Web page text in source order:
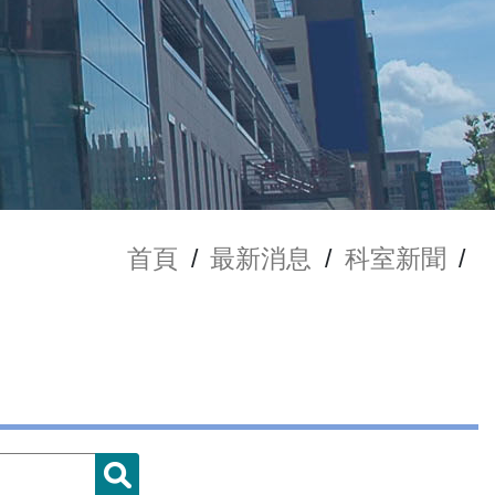
首頁 / 最新消息 / 科室新聞 /